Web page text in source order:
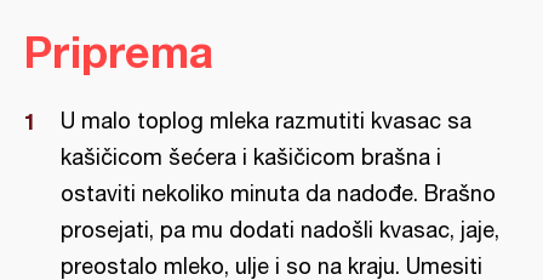
Priprema
U malo toplog mleka razmutiti kvasac sa
kašičicom šećera i kašičicom brašna i
ostaviti nekoliko minuta da nadođe. Brašno
prosejati, pa mu dodati nadošli kvasac, jaje,
preostalo mleko, ulje i so na kraju. Umesiti